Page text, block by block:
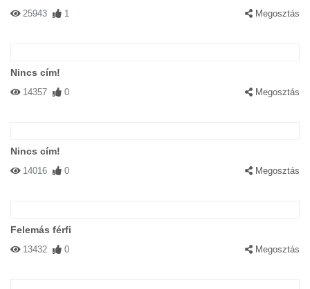
25943 1 Megosztás
Nincs cím!
14357 0 Megosztás
Nincs cím!
14016 0 Megosztás
Felemás férfi
13432 0 Megosztás